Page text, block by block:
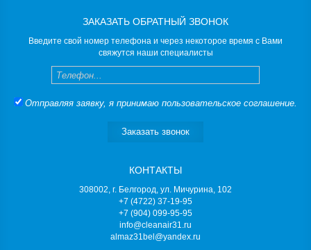
ЗАКАЗАТЬ ОБРАТНЫЙ ЗВОНОК
Введите свой номер телефона и через некоторое время с Вами
свяжутся наши специалисты
Телефон
Отправляя заявку, я принимаю пользовательское соглашение.
Заказать звонок
КОНТАКТЫ
308002, г. Белгород, ул. Мичурина, 102
+7 (4722) 37-19-95
+7 (904) 099-95-95
info@cleanair31.ru
almaz31bel@yandex.ru